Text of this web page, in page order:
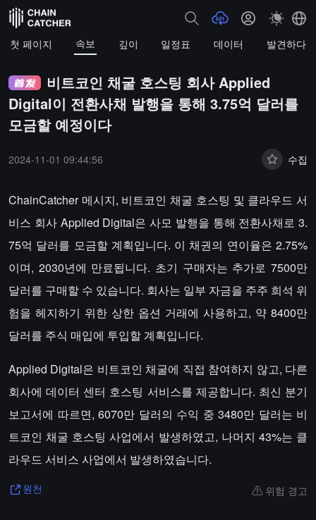
첫 페이지 속보 깊이 일정표 데이터 발견하다
비트코인 채굴 호스팅 회사 Applied
Digital이 전환사채 발행을 통해 3.75억 달러를
모금할 예정이다
2024-11-01 09:44:56 수집
ChainCatcher 메시지, 비트코인 채굴 호스팅 및 클라우드 서
비스 회사 Applied Digital은 사모 발행을 통해 전환사채로 3.
75억 달러를 모금할 계획입니다. 이 채권의 연이율은 2.75%
이며, 2030년에 만료됩니다. 초기 구매자는 추가로 7500만
달러를 구매할 수 있습니다. 회사는 일부 자금을 주주 희석 위
험을 헤지하기 위한 상한 옵션 거래에 사용하고, 약 8400만
달러를 주식 매입에 투입할 계획입니다.
Applied Digital은 비트코인 채굴에 직접 참여하지 않고, 다른
회사에 데이터 센터 호스팅 서비스를 제공합니다. 최신 분기
보고서에 따르면, 6070만 달러의 수익 중 3480만 달러는 비
트코인 채굴 호스팅 사업에서 발생하였고, 나머지 43%는 클
라우드 서비스 사업에서 발생하였습니다.
원천 위험 경고